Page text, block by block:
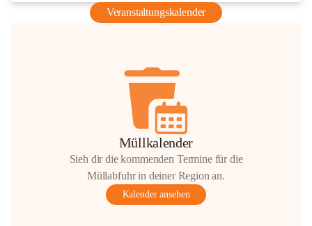
Veranstaltungskalender
Müllkalender
Sieh dir die kommenden Termine für die
Müllabfuhr in deiner Region an.
Kalender ansehen